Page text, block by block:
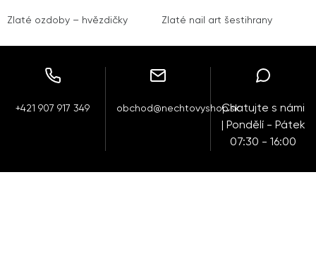
Zlaté ozdoby – hvězdičky Zlaté nail art šestihrany
+421 907 917 349 obchod@nechtovyshop.skChatujte s námi
| Pondělí - Pátek
07:30 - 16:00